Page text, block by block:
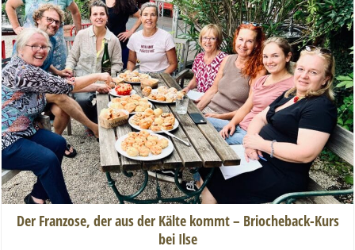
Der Franzose, der aus der Kälte kommt – Briocheback-Kurs
bei Ilse